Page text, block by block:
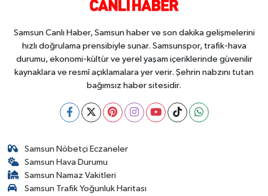
Samsun Canlı Haber, Samsun haber ve son dakika gelişmelerini
hızlı doğrulama prensibiyle sunar. Samsunspor, trafik-hava
durumu, ekonomi-kültür ve yerel yaşam içeriklerinde güvenilir
kaynaklara ve resmî açıklamalara yer verir. Şehrin nabzını tutan
bağımsız haber sitesidir.
Samsun Nöbetçi Eczaneler
Samsun Hava Durumu
Samsun Namaz Vakitleri
Samsun Trafik Yoğunluk Haritası